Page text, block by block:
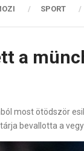
SPORT
a
most ötödször
bevallotta a